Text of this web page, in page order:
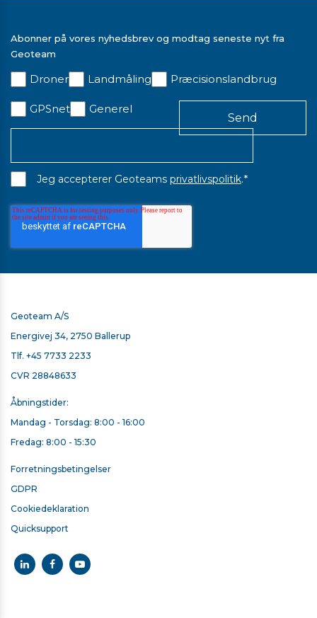
5.213,00 kr. ekskl. moms
På lager
HÅND STROP TIL T10X/T110
713,00 kr. ekskl. moms
Kontakt for levering
Abonner på vores nyhedsbrev og modtag seneste nyt fra
Geoteam
Droner Landmåling Præcisionslandbrug
GPSnet Generel
Jeg accepterer Geoteams privatlivspolitik.*
Geoteam A/S
Energivej 34, 2750 Ballerup
Tlf. +45 7733 2233
CVR 28848633
Åbningstider:
Mandag - Torsdag: 8:00 - 16:00
Fredag: 8:00 - 15:30
Forretningsbetingelser
GDPR
Cookiedeklaration
Quicksupport